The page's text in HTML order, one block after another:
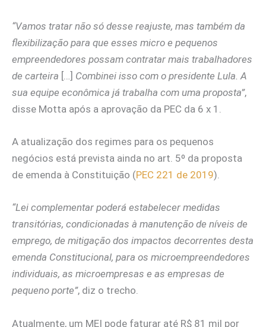
“Vamos tratar não só desse reajuste, mas também da
flexibilização para que esses micro e pequenos
empreendedores possam contratar mais trabalhadores
de carteira […] Combinei isso com o presidente Lula. A
sua equipe econômica já trabalha com uma proposta”,
disse Motta após a aprovação da PEC da 6 x 1.
A atualização dos regimes para os pequenos
negócios está prevista ainda no art. 5º da proposta
de emenda à Constituição (PEC 221 de 2019).
“Lei complementar poderá estabelecer medidas
transitórias, condicionadas à manutenção de níveis de
emprego, de mitigação dos impactos decorrentes desta
emenda Constitucional, para os microempreendedores
individuais, as microempresas e as empresas de
pequeno porte”, diz o trecho.
Atualmente, um MEI pode faturar até R$ 81 mil por